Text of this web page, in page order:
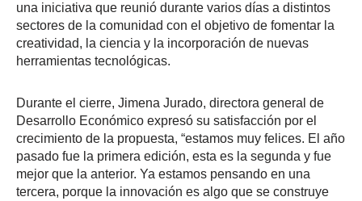
una iniciativa que reunió durante varios días a distintos
sectores de la comunidad con el objetivo de fomentar la
creatividad, la ciencia y la incorporación de nuevas
herramientas tecnológicas.
Durante el cierre, Jimena Jurado, directora general de
Desarrollo Económico expresó su satisfacción por el
crecimiento de la propuesta, “estamos muy felices. El año
pasado fue la primera edición, esta es la segunda y fue
mejor que la anterior. Ya estamos pensando en una
tercera, porque la innovación es algo que se construye